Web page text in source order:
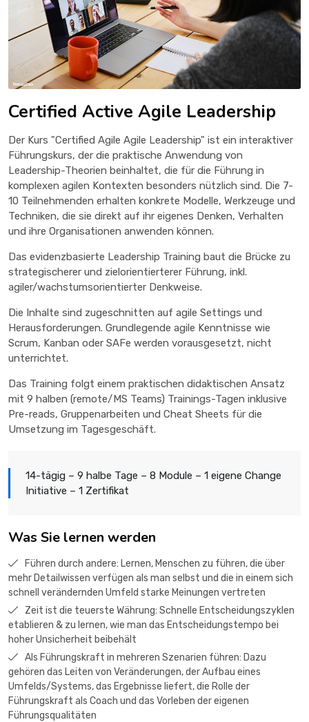
Certified Active Agile Leadership
Der Kurs "Certified Agile Agile Leadership" ist ein interaktiver
Führungskurs, der die praktische Anwendung von
Leadership-Theorien beinhaltet, die für die Führung in
komplexen agilen Kontexten besonders nützlich sind. Die 7-
10 Teilnehmenden erhalten konkrete Modelle, Werkzeuge und
Techniken, die sie direkt auf ihr eigenes Denken, Verhalten
und ihre Organisationen anwenden können.
Das evidenzbasierte Leadership Training baut die Brücke zu
strategischerer und zielorientierterer Führung, inkl.
agiler/wachstumsorientierter Denkweise.
Die Inhalte sind zugeschnitten auf agile Settings und
Herausforderungen. Grundlegende agile Kenntnisse wie
Scrum, Kanban oder SAFe werden vorausgesetzt, nicht
unterrichtet.
Das Training folgt einem praktischen didaktischen Ansatz
mit 9 halben (remote/MS Teams) Trainings-Tagen inklusive
Pre-reads, Gruppenarbeiten und Cheat Sheets für die
Umsetzung im Tagesgeschäft.
14-tägig – 9 halbe Tage – 8 Module – 1 eigene Change
Initiative – 1 Zertifikat
Was Sie lernen werden
Führen durch andere: Lernen, Menschen zu führen, die über
mehr Detailwissen verfügen als man selbst und die in einem sich
schnell verändernden Umfeld starke Meinungen vertreten
Zeit ist die teuerste Währung: Schnelle Entscheidungszyklen
etablieren & zu lernen, wie man das Entscheidungstempo bei
hoher Unsicherheit beibehält
Als Führungskraft in mehreren Szenarien führen: Dazu
gehören das Leiten von Veränderungen, der Aufbau eines
Umfelds/Systems, das Ergebnisse liefert, die Rolle der
Führungskraft als Coach und das Vorleben der eigenen
Führungsqualitäten